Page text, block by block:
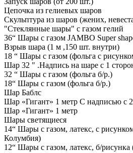
Цепочка из гелиевых шаров
Скульптура из шаров (жених,
"Стеклянные шары" с газом гелий
36“ Шары с газом JAMBO Super
Взрыв шара (1 м ,150 шт. внутри)
18 “ Шары с газом (фольга с
Шар 32 " .Надпись на шаре с 1
32 “ Шары с газом (фольга б/р.)
18“ Шары с газом (фольга б/р.)
Шар Баблс
Шар «Гигант» 1 метр С надписью с
Шар «Гигант» 1 метр
Шары светящиеся
14“ Шары с газом, латекс, с
Колумбия)
12“ Шары с газом, латекс, б/